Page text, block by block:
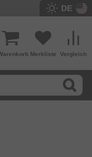
DE
Vergleich
Merkliste